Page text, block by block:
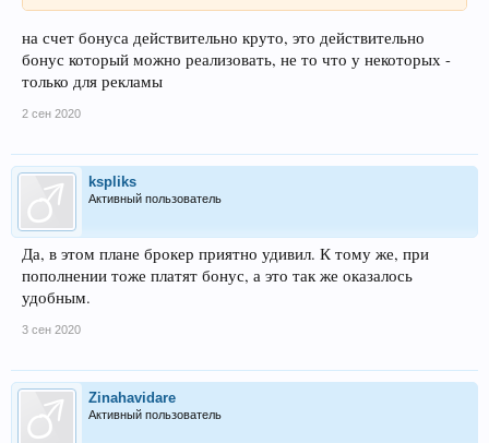
на счет бонуса действительно круто, это действительно
бонус который можно реализовать, не то что у некоторых -
только для рекламы
2 сен 2020
kspliks
Активный пользователь
Да, в этом плане брокер приятно удивил. К тому же, при
пополнении тоже платят бонус, а это так же оказалось
удобным.
3 сен 2020
Zinahavidare
Активный пользователь